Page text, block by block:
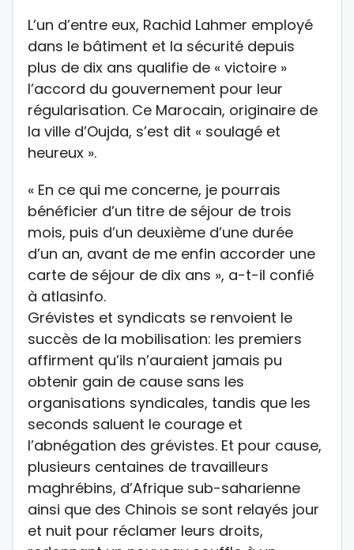
L’un d’entre eux, Rachid Lahmer employé
dans le bâtiment et la sécurité depuis
plus de dix ans qualifie de « victoire »
l’accord du gouvernement pour leur
régularisation. Ce Marocain, originaire de
la ville d’Oujda, s’est dit « soulagé et
heureux ».
« En ce qui me concerne, je pourrais
bénéficier d’un titre de séjour de trois
mois, puis d’un deuxième d’une durée
d’un an, avant de me enfin accorder une
carte de séjour de dix ans », a-t-il confié
à atlasinfo.
Grévistes et syndicats se renvoient le
succès de la mobilisation: les premiers
affirment qu’ils n’auraient jamais pu
obtenir gain de cause sans les
organisations syndicales, tandis que les
seconds saluent le courage et
l’abnégation des grévistes. Et pour cause,
plusieurs centaines de travailleurs
maghrébins, d’Afrique sub-saharienne
ainsi que des Chinois se sont relayés jour
et nuit pour réclamer leurs droits,